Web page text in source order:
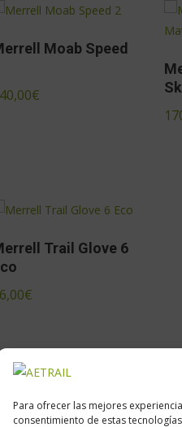
Para ofrecer las mejores
consentimiento de estas
Moab Speed
€
Trail Glove 6
€